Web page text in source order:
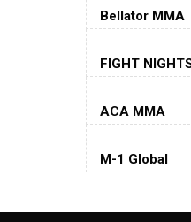
Bellator MMA
FIGHT
ACA MMA
M-1 Global